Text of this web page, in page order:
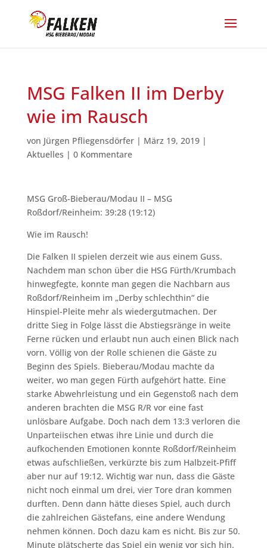
MSG Falken II im Derby
wie im Rausch
von Jürgen Pfliegensdörfer| März 19, 2019|
Aktuelles | 0 Kommentare
MSG Groß-Bieberau/Modau II – MSG
Roßdorf/Reinheim: 39:28 (19:12)
Wie im Rausch!
Die Falken II spielen derzeit wie aus einem Guss.
Nachdem man schon über die HSG Fürth/Krumbach
hinwegfegte, konnte man gegen die Nachbarn aus
Roßdorf/Reinheim im „Derby schlechthin“ die
Hinspiel-Pleite mehr als wiedergutmachen. Der
dritte Sieg in Folge lässt die Abstiegsränge in weite
Ferne rücken und erlaubt nun auch einen Blick nach
vorn. Völlig von der Rolle schienen die Gäste zu
Beginn des Spiels. Bieberau/Modau machte da
weiter, wo man gegen Fürth aufgehört hatte. Eine
starke Abwehrleistung und ein Gegenstoß nach dem
anderen brachten die MSG R/R vor eine fast
unlösbare Aufgabe. Doch nach dem 13:3 verloren die
Unparteiischen etwas ihre Linie und durch die
aufkochenden Emotionen konnte Roßdorf/Reinheim
etwas aufschließen, verkürzte bis zum Halbzeit-Pfiff
aber nur auf 19:12. Wichtig war nun, dass die Gäste
nicht noch einmal um drei, vier Tore dran kommen
durften. Denn dann hätte dieses Spiel, auch durch
die zahlreichen Gästefans, eine andere Wendung
nehmen können. Doch dazu kam es nicht. Bis zur 50.
Minute plätscherte das Spiel ein wenig vor sich hin.